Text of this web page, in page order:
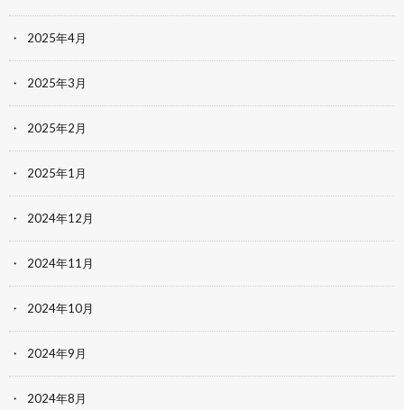
2025年4月
2025年3月
2025年2月
2025年1月
2024年12月
2024年11月
2024年10月
2024年9月
2024年8月